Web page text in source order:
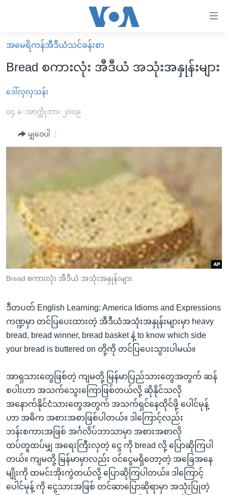
လွယ်ကူ
စေ
များ
အကြောင်းအရာ
စာမျက်နှာ
ရှာဖွေ
နေရာ
ကျော်
မူလစာမျက်နှာ
မြန်မာ
ကမ္ဘာ့သတင်းများ
နိုင်ငံတကာ
တရုတ်
ဗွီဒီယို
ရပ်ဝန်းတခု လမ်းတခု အလွန်
မကြေးမုံရဲ့ အင်္ဂလိပ်စာ
ရုပ်ရှင်ထဲက အင်္ဂလိပ်စာ
သုတပဒေသာ အင်္ဂလိပ်စာ
ရေဒီယို
တီဗွီ
ရေဒီယိုနှင့်ရုပ်သံ အချက်အလက်များ
ရေဒီယို/တီဗွီအစီအစဉ်
Learning English
ဗွီအိုအေ လူမှုကွန်ယက်များ
ဘာသာစကားများ
အမေရိကန်အီဒီယံသင်ခန်းစာ
Bread စကားလုံး အီဒီယံ အသုံးအနှုန်းများ
ဒေါ်လှလှသန်း
၀၄ ေအာက္တိုဘာ၊ ၂၀၀၉
မျှဝေပါ
Bread စကားလုံး အီဒီယံ အသုံးအနှုန်းများ
ဒီတပတ် English Learning: America Idioms and Expressions
ကဏ္ဍမှာ တင်ပြပေးထားတဲ့ အီဒီယံအသုံးအနှုန်းများမှာ heavy
bread, bread winner, bread basket နဲ့ to know which side
your bread is buttered on တို့ကို တင်ပြပေးသွားပါမယ်။
အာရှသားတွေဖြစ်တဲ့ ကျမတို့ မြန်မာပြည်သားတွေအတွက် ဆန်
စပါးဟာ အသက်သွေးကြောဖြစ်တယ်လို့ ဆိုနိုင်သလို
အနောက်နိုင်ငံသားတွေအတွက် အသက်ရှင်နေထိုင်ဖို့ ပေါင်မုန့်
ဟာ အဓိက အစားအစာဖြစ်ပါတယ်။ ဒါကြောင့်လည်း
ဘန်းစကားအဖြစ် အင်္ဂလိပ်ဘာသာမှာ အစားအစာလို
ထပ်တူထပ်မျှ အရေးကြီးလှတဲ့ ငွေ ကို bread လို့ ပြောဆိုကြပါ
တယ်။ ကျမတို့ မြန်မာမှာလည်း ဝင်ငွေမရှိတော့တဲ့ အခြေအနေ
မျိုးကို ထမင်းအိုးကွဲတယ်လို့ ပြောဆိုကြပါတယ်။ ဒါကြောင့်
ပေါင်မုန့် ကို ငွေသားအဖြစ် တင်ဆာပြောဆိုရာမှာ အသုံးပြုတဲ့